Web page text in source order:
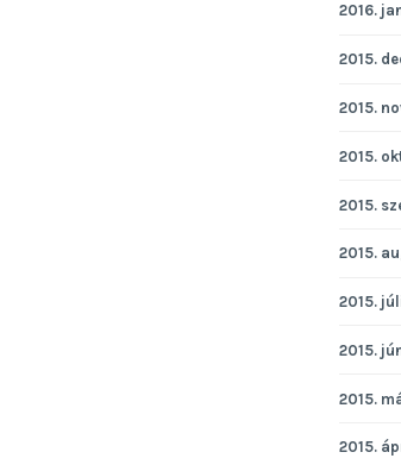
2016.
2015.
2015.
2015.
2015.
2015.
2015.
2015.
2015.
2015.